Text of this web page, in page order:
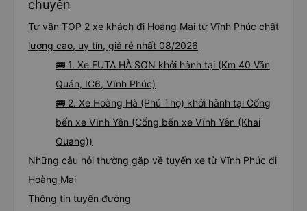
chuyến
Tư vấn TOP 2 xe khách đi Hoàng Mai từ Vĩnh Phúc chất
lượng cao, uy tín, giá rẻ nhất 08/2026
🚌 1. Xe FUTA HÀ SƠN khởi hành tại (Km 40 Văn
Quán, IC6, Vĩnh Phúc)
🚌 2. Xe Hoàng Hà (Phú Thọ) khởi hành tại Cổng
bến xe Vĩnh Yên (Cổng bến xe Vĩnh Yên (Khai
Quang))
Những câu hỏi thường gặp về tuyến xe từ Vĩnh Phúc đi
Hoàng Mai
Thông tin tuyến đường